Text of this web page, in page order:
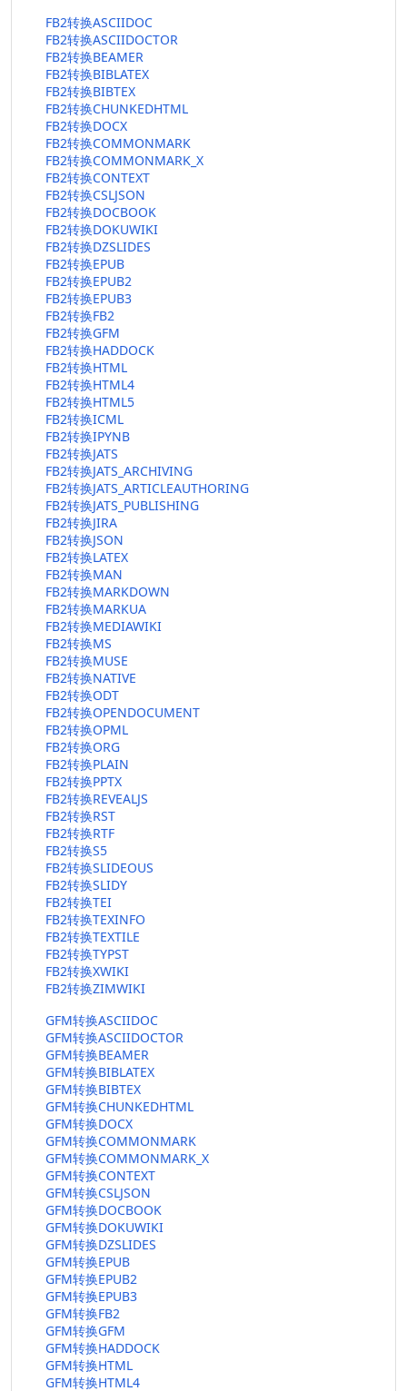
FB2转换ASCIIDOC
FB2转换ASCIIDOCTOR
FB2转换BEAMER
FB2转换BIBLATEX
FB2转换BIBTEX
FB2转换CHUNKEDHTML
FB2转换DOCX
FB2转换COMMONMARK
FB2转换COMMONMARK_X
FB2转换CONTEXT
FB2转换CSLJSON
FB2转换DOCBOOK
FB2转换DOKUWIKI
FB2转换DZSLIDES
FB2转换EPUB
FB2转换EPUB2
FB2转换EPUB3
FB2转换FB2
FB2转换GFM
FB2转换HADDOCK
FB2转换HTML
FB2转换HTML4
FB2转换HTML5
FB2转换ICML
FB2转换IPYNB
FB2转换JATS
FB2转换JATS_ARCHIVING
FB2转换JATS_ARTICLEAUTHORING
FB2转换JATS_PUBLISHING
FB2转换JIRA
FB2转换JSON
FB2转换LATEX
FB2转换MAN
FB2转换MARKDOWN
FB2转换MARKUA
FB2转换MEDIAWIKI
FB2转换MS
FB2转换MUSE
FB2转换NATIVE
FB2转换ODT
FB2转换OPENDOCUMENT
FB2转换OPML
FB2转换ORG
FB2转换PLAIN
FB2转换PPTX
FB2转换REVEALJS
FB2转换RST
FB2转换RTF
FB2转换S5
FB2转换SLIDEOUS
FB2转换SLIDY
FB2转换TEI
FB2转换TEXINFO
FB2转换TEXTILE
FB2转换TYPST
FB2转换XWIKI
FB2转换ZIMWIKI
GFM转换ASCIIDOC
GFM转换ASCIIDOCTOR
GFM转换BEAMER
GFM转换BIBLATEX
GFM转换BIBTEX
GFM转换CHUNKEDHTML
GFM转换DOCX
GFM转换COMMONMARK
GFM转换COMMONMARK_X
GFM转换CONTEXT
GFM转换CSLJSON
GFM转换DOCBOOK
GFM转换DOKUWIKI
GFM转换DZSLIDES
GFM转换EPUB
GFM转换EPUB2
GFM转换EPUB3
GFM转换FB2
GFM转换GFM
GFM转换HADDOCK
GFM转换HTML
GFM转换HTML4